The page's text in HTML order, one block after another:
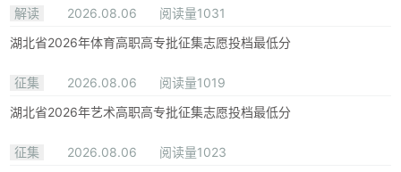
解读 2026.08.06
阅读量1031
湖北省2026年体育高职高专批征集志愿投档最低分
征集 2026.08.06
阅读量1019
湖北省2026年艺术高职高专批征集志愿投档最低分
征集 2026.08.06
阅读量1023